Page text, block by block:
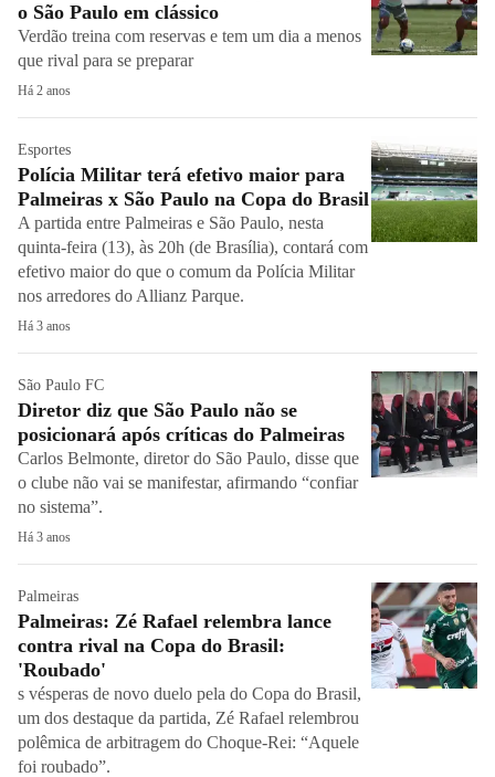
o São Paulo em clássico
Verdão treina com reservas e tem um dia a menos
que rival para se preparar
Há 2 anos
Esportes
Polícia Militar terá efetivo maior para
Palmeiras x São Paulo na Copa do Brasil
A partida entre Palmeiras e São Paulo, nesta
quinta-feira (13), às 20h (de Brasília), contará com
efetivo maior do que o comum da Polícia Militar
nos arredores do Allianz Parque.
Há 3 anos
São Paulo FC
Diretor diz que São Paulo não se
posicionará após críticas do Palmeiras
Carlos Belmonte, diretor do São Paulo, disse que
o clube não vai se manifestar, afirmando “confiar
no sistema”.
Há 3 anos
Palmeiras
Palmeiras: Zé Rafael relembra lance
contra rival na Copa do Brasil:
'Roubado'
s vésperas de novo duelo pela do Copa do Brasil,
um dos destaque da partida, Zé Rafael relembrou
polêmica de arbitragem do Choque-Rei: “Aquele
foi roubado”.